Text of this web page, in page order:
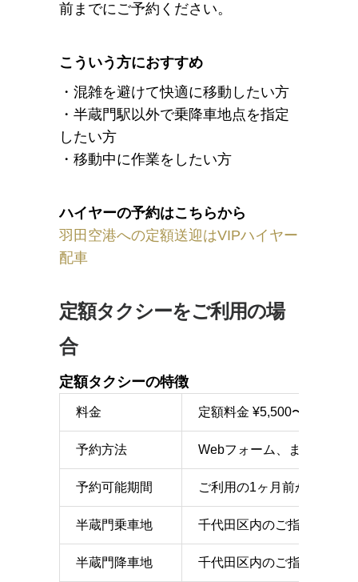
前までにご予約ください。
こういう方におすすめ
・混雑を避けて快適に移動したい方
・半蔵門駅以外で乗降車地点を指定
したい方
・移動中に作業をしたい方
ハイヤーの予約はこちらから
羽田空港への定額送迎はVIPハイヤー
配車
定額タクシーをご利用の場
合
定額タクシーの特徴
料金 定額料金 ¥5,500〜（別途
予約方法 Webフォーム、または電話
予約可能期間 ご利用の1ヶ月前から1時間
半蔵門乗車地 千代田区内のご指定の地点
半蔵門降車地 千代田区内のご指定の地点